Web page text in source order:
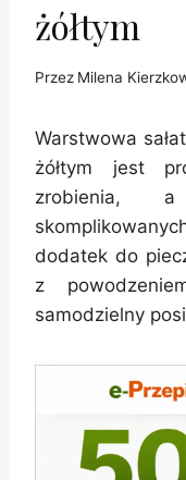
żółtym
Przez Milena
Warstwowa
żółtym jest
zrobienia,
dodatek do
z
samodzielny